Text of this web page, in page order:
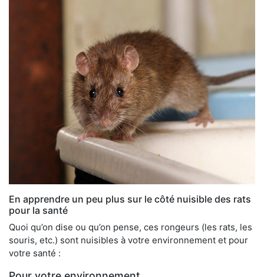
En apprendre un peu plus sur le côté nuisible des rats
pour la santé
Quoi qu’on dise ou qu’on pense, ces rongeurs (les rats, les
souris, etc.) sont nuisibles à votre environnement et pour
votre santé :